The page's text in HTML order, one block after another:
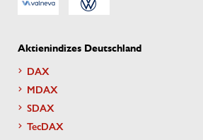
Aktienindizes Deutschland
DAX
MDAX
SDAX
TecDAX